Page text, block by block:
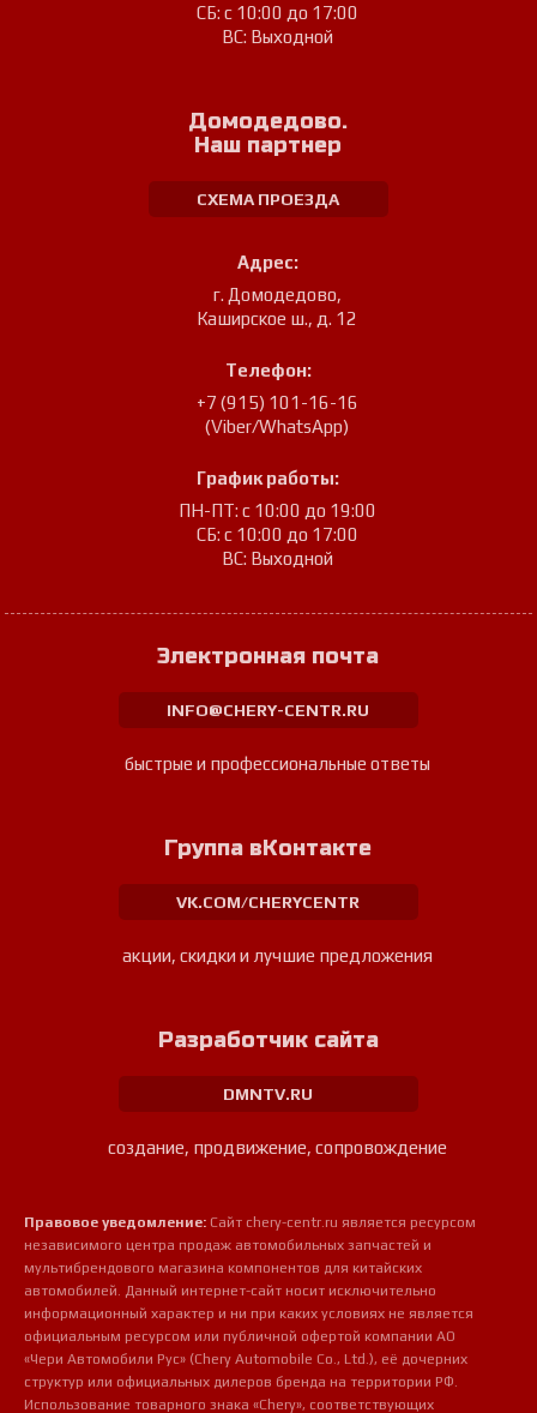
СБ: с 10:00 до 17:00
ВС: Выходной
Домодедово.
Наш партнер
СХЕМА ПРОЕЗДА
Адрес:
г. Домодедово,
Каширское ш., д. 12
Телефон:
+7 (915) 101-16-16
(Viber/WhatsApp)
График работы:
ПН-ПТ: с 10:00 до 19:00
СБ: с 10:00 до 17:00
ВС: Выходной
Электронная почта
INFO@CHERY-CENTR.RU
быстрые и профессиональные ответы
Группа вКонтакте
VK.COM/CHERYCENTR
акции, скидки и лучшие предложения
Разработчик сайта
DMNTV.RU
создание, продвижение, сопровождение
Правовое уведомление: Сайт chery-centr.ru является ресурсом
независимого центра продаж автомобильных запчастей и
мультибрендового магазина компонентов для китайских
автомобилей. Данный интернет-сайт носит исключительно
информационный характер и ни при каких условиях не является
официальным ресурсом или публичной офертой компании АО
«Чери Автомобили Рус» (Chery Automobile Co., Ltd.), её дочерних
структур или официальных дилеров бренда на территории РФ.
Использование товарного знака «Chery», соответствующих